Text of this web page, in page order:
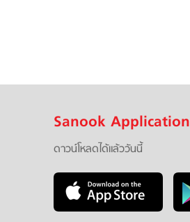
Sanook Application
ดาวน์โหลดได้แล้ววันนี้